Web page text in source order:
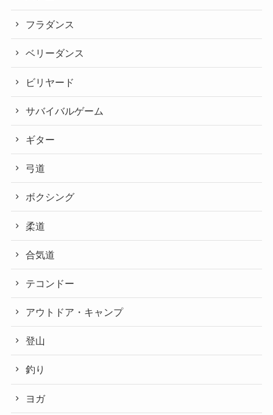
フラダンス
ベリーダンス
ビリヤード
サバイバルゲーム
ギター
弓道
ボクシング
柔道
合気道
テコンドー
アウトドア・キャンプ
登山
釣り
ヨガ